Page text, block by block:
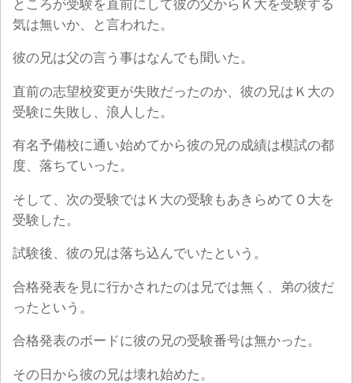
ところが受験を直前にして彼の父からＫ大を受験する
気は無いか、と言われた。
彼の兄は父の言う事はなんでも聞いた。
直前の志望校変更が失敗だったのか、彼の兄はＫ大の
受験に失敗し、浪人した。
有名予備校に通い始めてから彼の兄の成績は模試の都
度、落ちていった。
そして、次の受験ではＫ大の受験もあきらめてＯ大を
受験した。
試験後、彼の兄は落ち込んでいたという。
合格発表を見に行かされたのは兄では無く、弟の彼だ
ったという。
合格発表のボードに彼の兄の受験番号は無かった。
その日から彼の兄は壊れ始めた。